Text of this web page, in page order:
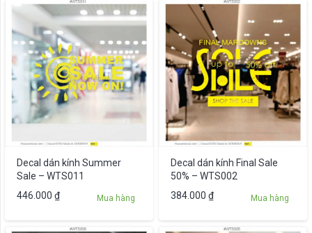
Decal dán kính Summer
Sale – WTS011
446.000 ₫ Mua hàng
Decal dán kính Final Sale
50% – WTS002
384.000 ₫ Mua hàng